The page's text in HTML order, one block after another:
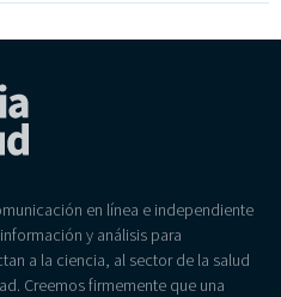
en línea e independiente
y análisis para
a la ciencia, al sector de la salud
Creemos firmemente que una